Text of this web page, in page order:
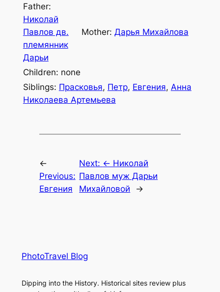
Father:
Николай
Павлов дв.
племянник
Дарьи
Mother: Дарья Михайлова
Children: none
Siblings: Прасковья, Петр, Евгения, Анна
Николаева Артемьева
←
Previous:
Евгения
Next: ← Николай
Павлов муж Дарьи
Михайловой
→
PhotoTravel Blog
Dipping into the History. Historical sites review plus